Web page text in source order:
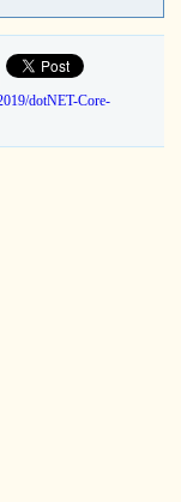
dotNET-Core-